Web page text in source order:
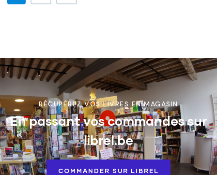
RÉCUPÉREZ VOS LIVRES EN MAGASIN
En passant vos commandes sur
librel.be
COMMANDER SUR LIBREL